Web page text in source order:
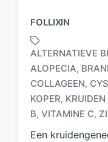
FOLLIXIN
G
e
t
g
ALTERNATIEVE
ALOPECIA,
COLLAGEEN,
KOPER,
B, VITAMINE C,
Een